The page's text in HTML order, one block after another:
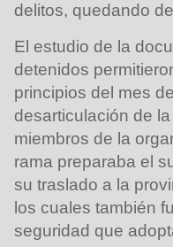
delitos, quedando
El estudio de la
detenidos
principios del mes
desarticulación de
miembros de la
rama preparaba el
su traslado a la
los cuales también
seguridad que